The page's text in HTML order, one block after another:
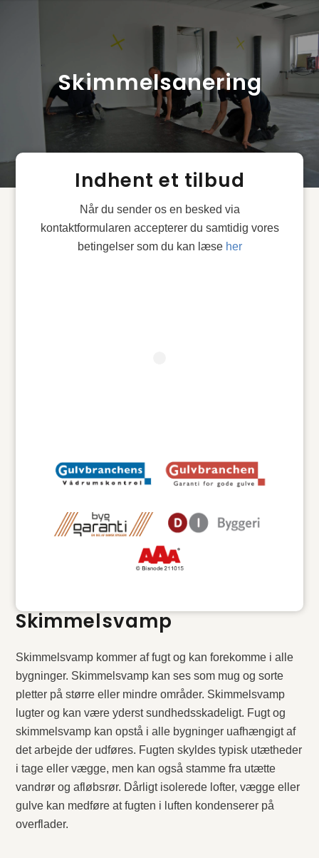
Skimmelsanering
Skimmelsvamp
Skimmelsvamp kommer af fugt og kan forekomme i alle
bygninger. Skimmelsvamp kan ses som mug og sorte
pletter på større eller mindre områder. Skimmelsvamp
lugter og kan være yderst sundhedsskadeligt. Fugt og
skimmelsvamp kan opstå i alle bygninger uafhængigt af
det arbejde der udføres. Fugten skyldes typisk utætheder
i tage eller vægge, men kan også stamme fra utætte
vandrør og afløbsrør. Dårligt isolerede lofter, vægge eller
gulve kan medføre at fugten i luften kondenserer på
overflader.
Indhent et tilbud
Når du sender os en besked via
kontaktformularen accepterer du samtidig vores
betingelser som du kan læse her